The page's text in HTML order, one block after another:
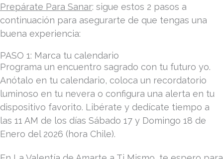
Prepárate Para Sanar: sigue estos 2 pasos a
continuación para asegurarte de que tengas una
buena experiencia:
PASO 1: Marca tu calendario
Programa un encuentro sagrado con tu futuro yo.
Anótalo en tu calendario, coloca un recordatorio
luminoso en tu nevera o configura una alerta en tu
dispositivo favorito. Libérate y dedícate tiempo a
las 11 AM de los días Sábado 17 y Domingo 18 de
Enero del 2026 (hora Chile).